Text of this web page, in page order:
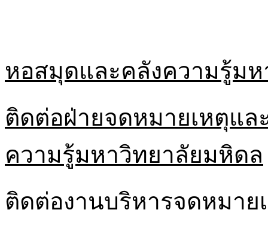
หอสมุดและคลังความรู้ม
ติดต่อฝ่ายจดหมายเหตุแ
ความรู้มหาวิทยาลัยมหิดล
ติดต่องานบริหารจดหมาย